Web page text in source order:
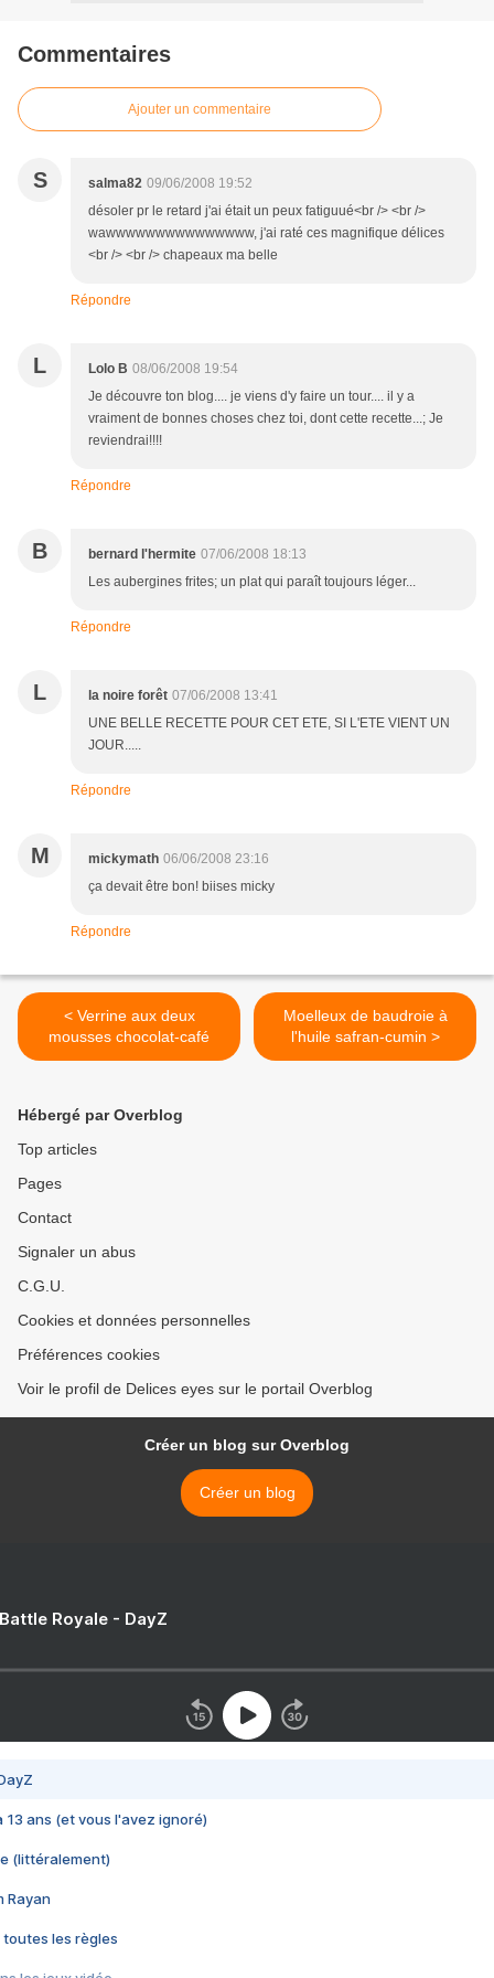
Commentaires
Ajouter un commentaire
S salma82 09/06/2008 19:52
désoler pr le retard j'ai était un peux fatiguué<br /> <br />
wawwwwwwwwwwwwwww, j'ai raté ces magnifique délices
<br /> <br /> chapeaux ma belle
Répondre
L Lolo B 08/06/2008 19:54
Je découvre ton blog.... je viens d'y faire un tour.... il y a
vraiment de bonnes choses chez toi, dont cette recette...; Je
reviendrai!!!!
Répondre
B bernard l'hermite 07/06/2008 18:13
Les aubergines frites; un plat qui paraît toujours léger...
Répondre
L la noire forêt 07/06/2008 13:41
UNE BELLE RECETTE POUR CET ETE, SI L'ETE VIENT UN
JOUR.....
Répondre
M mickymath 06/06/2008 23:16
ça devait être bon! biises micky
Répondre
< Verrine aux deux
mousses chocolat-café
Moelleux de baudroie à
l'huile safran-cumin >
Hébergé par Overblog
Top articles
Pages
Contact
Signaler un abus
C.G.U.
Cookies et données personnelles
Préférences cookies
Voir le profil de Delices eyes sur le portail Overblog
Créer un blog sur Overblog
Créer un blog
Royale - DayZ
13 ans (et vous l'avez ignoré)
(littéralement)
Rayan
toutes les règles